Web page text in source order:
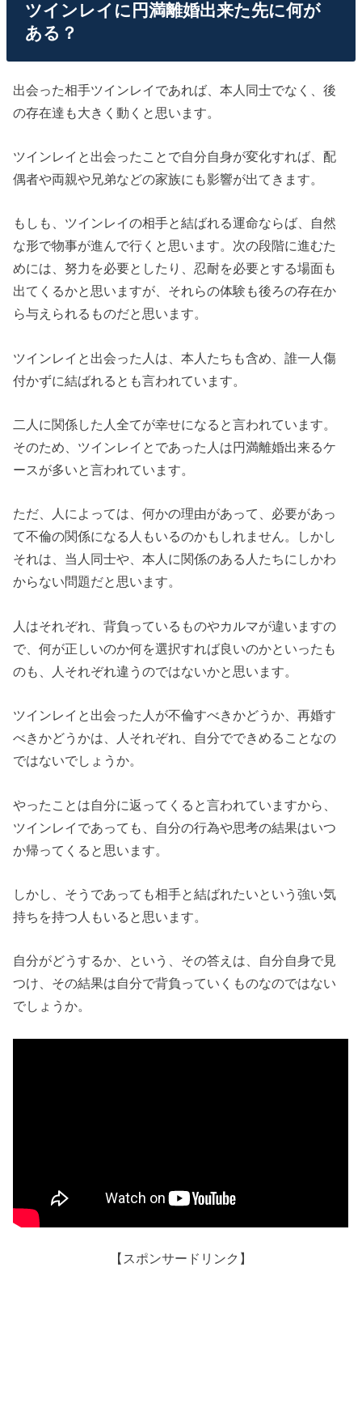
ツインレイに円満離婚出来た先に何が
ある？
出会った相手ツインレイであれば、本人同士でなく、後
の存在達も大きく動くと思います。
ツインレイと出会ったことで自分自身が変化すれば、配
偶者や両親や兄弟などの家族にも影響が出てきます。
もしも、ツインレイの相手と結ばれる運命ならば、自然
な形で物事が進んで行くと思います。次の段階に進むた
めには、努力を必要としたり、忍耐を必要とする場面も
出てくるかと思いますが、それらの体験も後ろの存在か
ら与えられるものだと思います。
ツインレイと出会った人は、本人たちも含め、誰一人傷
付かずに結ばれるとも言われています。
二人に関係した人全てが幸せになると言われています。
そのため、ツインレイとであった人は円満離婚出来るケ
ースが多いと言われています。
ただ、人によっては、何かの理由があって、必要があっ
て不倫の関係になる人もいるのかもしれません。しかし
それは、当人同士や、本人に関係のある人たちにしかわ
からない問題だと思います。
人はそれぞれ、背負っているものやカルマが違いますの
で、何が正しいのか何を選択すれば良いのかといったも
のも、人それぞれ違うのではないかと思います。
ツインレイと出会った人が不倫すべきかどうか、再婚す
べきかどうかは、人それぞれ、自分でできめることなの
ではないでしょうか。
やったことは自分に返ってくると言われていますから、
ツインレイであっても、自分の行為や思考の結果はいつ
か帰ってくると思います。
しかし、そうであっても相手と結ばれたいという強い気
持ちを持つ人もいると思います。
自分がどうするか、という、その答えは、自分自身で見
つけ、その結果は自分で背負っていくものなのではない
でしょうか。
【スポンサードリンク】